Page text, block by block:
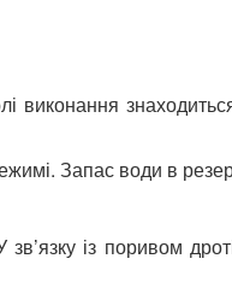
Запас води в
із поривом